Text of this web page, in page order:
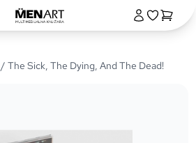
/ The Sick, The Dying, And The Dead!